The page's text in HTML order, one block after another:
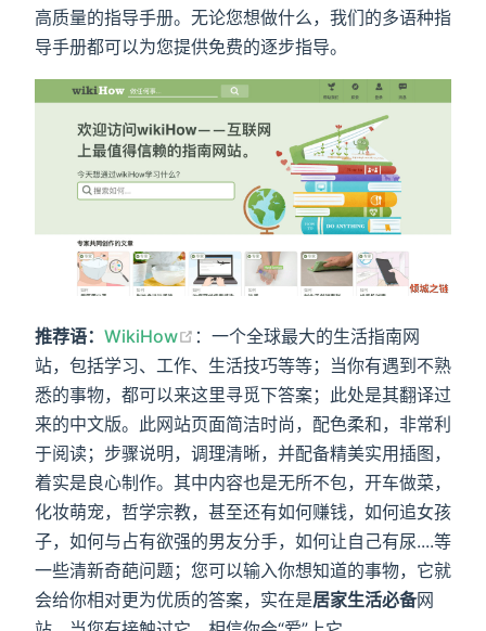
高质量的指导手册。无论您想做什么，我们的多语种指
导手册都可以为您提供免费的逐步指导。
推荐语： WikiHow
：一个全球最大的生活指南网
站，包括学习、工作、生活技巧等等；当你有遇到不熟
悉的事物，都可以来这里寻觅下答案；此处是其翻译过
来的中文版。此网站页面简洁时尚，配色柔和，非常利
于阅读；步骤说明，调理清晰，并配备精美实用插图，
着实是良心制作。其中内容也是无所不包，开车做菜，
化妆萌宠，哲学宗教，甚至还有如何赚钱，如何追女孩
子，如何与占有欲强的男友分手，如何让自己有尿....等
一些清新奇葩问题；您可以输入你想知道的事物，它就
会给你相对更为优质的答案，实在是居家生活必备网